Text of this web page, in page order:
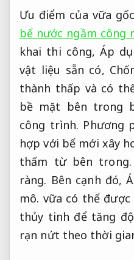
Ưu điểm của vữa
bể nước ngầm công
khai thi công,Áp
vật liệu sẵn có,
thành thấp và có
bề mặt bên trong
công trình. Phương
hợp với bể mới xây
thấm từ bên trong.
ràng. Bên cạnh đó,
mô. vữa có thể
thủy tinh để tăng
rạn nứt theo thời